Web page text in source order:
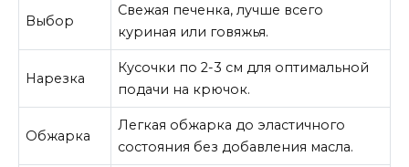
Выбор
Свежая печенка, лучше всего
куриная или говяжья.
Нарезка
Кусочки по 2-3 см для оптимальной
подачи на крючок.
Обжарка
Легкая обжарка до эластичного
состояния без добавления масла.